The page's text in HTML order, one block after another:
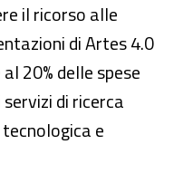
il ricorso alle
di Artes 4.0
20% delle spese
di ricerca
e